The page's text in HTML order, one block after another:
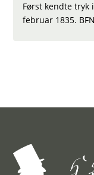
Først kendte tryk i
februar 1835.